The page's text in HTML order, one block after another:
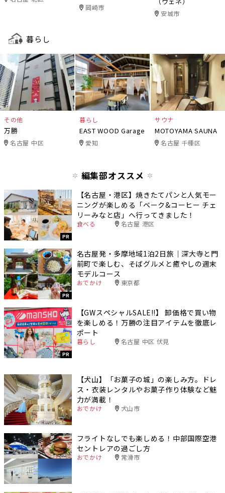
ニワデ）
岡崎市
安城市
暮らし
その他
万勝
名古屋 中区
暮らし
EAST WOOD Garage
愛知
サウナ
MOTOYAMA SAUNA
名古屋 千種区
編集部オススメ
PR
【名古屋・港区】焼きたてパンと人気モー
ニングが楽しめる「ベーク&コーヒー チェ
リーみなと店」へ行ってきました！
食べる 名古屋 港区
PR
名古屋発・多摩地域1泊2日旅｜深大寺と門
前町で楽しむ、そばグルメと癒やしの週末
モデルコース
おでかけ 東京都
PR
【GWスペシャルSALE‼︎】 卸価格で買い物
を楽しめる！万勝の注目アイテムを徹底レ
ポート
暮らし 名古屋 中区 伏見
【犬山】「お菓子の城」の楽しみ方。ドレ
ス・衣装レンタルやお菓子作り体験など魅
力が満載！
おでかけ 犬山市
フライトなしでも楽しめる！中部国際空港
セントレアの過ごし方
おでかけ 常滑市